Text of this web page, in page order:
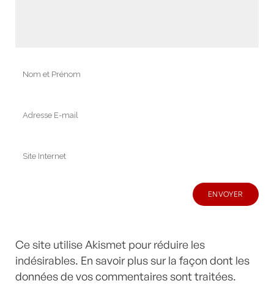
Ce site utilise Akismet pour réduire les
indésirables. En savoir plus sur la façon dont les
données de vos commentaires sont traitées.